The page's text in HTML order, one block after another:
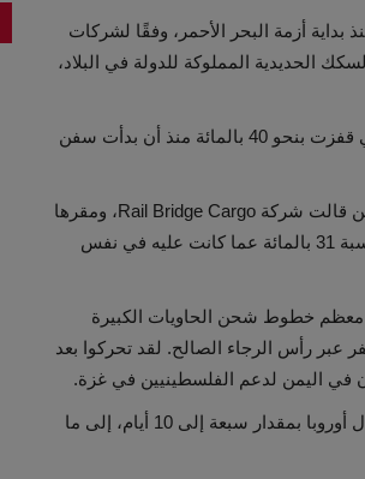
بداية أزمة البحر الأحمر، وفقًا لشركات
الحديدية المملوكة للدولة في البلاد،
قالت شركة DHL الألمانية إن طلبيات الشحن على ممر السكك الحديدية الروسي قفزت بنحو 40 بالمائة منذ أن بدأت سفن
وقالت شركة RailGate Europe إن الطلب ارتفع بنسبة 25 إلى 35 بالمائة، في حين قالت شركة Rail Bridge Cargo، ومقرها
هولندا، إن حركة الشحن عبر السكك الحديدية عبر روسيا هذا العام كانت أعلى بنسبة 31 بالمائة عما كانت عليه في نفس
خطوط شحن الحاويات الكبيرة
عبر رأس الرجاء الصالح. لقد تحركوا بعد
في اليمن لدعم الفلسطينيين في غزة.
أدت عمليات التحويل إلى زيادة مدة الرحلة من الباب إلى الباب بين الصين وشمال أوروبا بمقدار سبعة إلى 10 أيام، إلى ما